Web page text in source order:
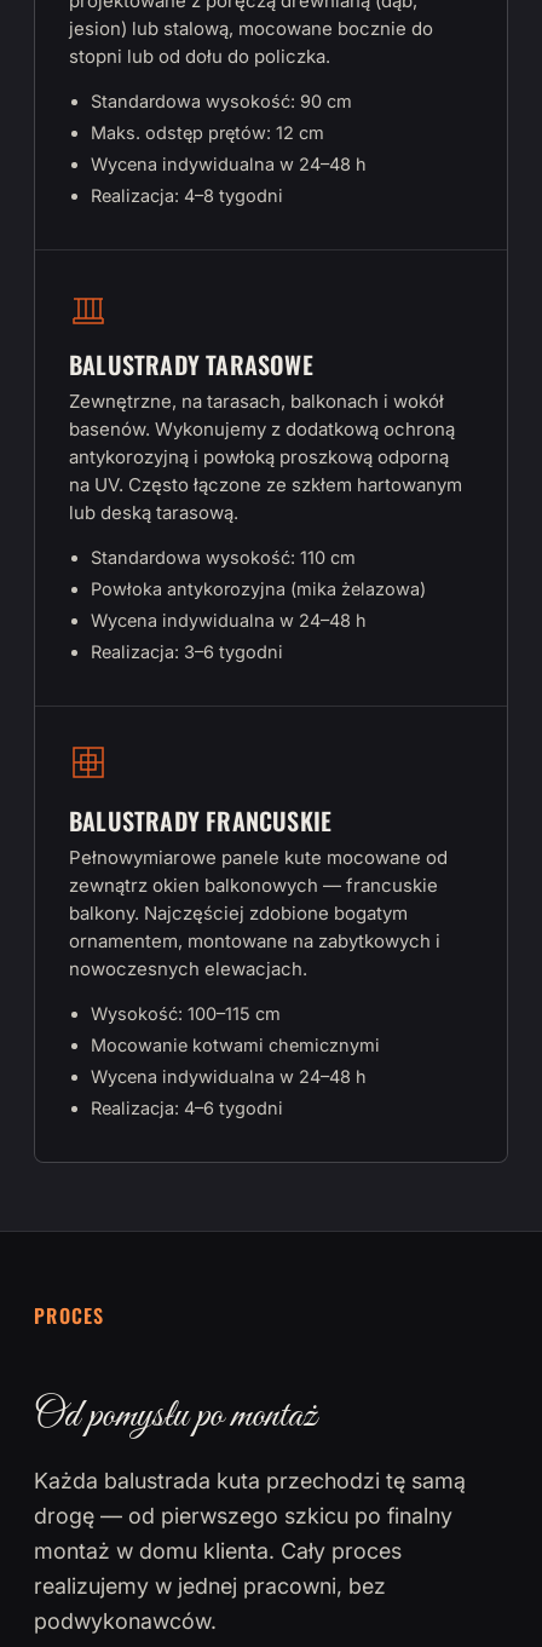
jesion) lub stalową, mocowane bocznie do
stopni lub od dołu do policzka.
Standardowa wysokość: 90 cm
Maks. odstęp prętów: 12 cm
Wycena indywidualna w 24–48 h
Realizacja: 4–8 tygodni
BALUSTRADY TARASOWE
Zewnętrzne, na tarasach, balkonach i wokół
basenów. Wykonujemy z dodatkową ochroną
antykorozyjną i powłoką proszkową odporną
na UV. Często łączone ze szkłem hartowanym
lub deską tarasową.
Standardowa wysokość: 110 cm
Powłoka antykorozyjna (mika żelazowa)
Wycena indywidualna w 24–48 h
Realizacja: 3–6 tygodni
BALUSTRADY FRANCUSKIE
Pełnowymiarowe panele kute mocowane od
zewnątrz okien balkonowych — francuskie
balkony. Najczęściej zdobione bogatym
ornamentem, montowane na zabytkowych i
nowoczesnych elewacjach.
Wysokość: 100–115 cm
Mocowanie kotwami chemicznymi
Wycena indywidualna w 24–48 h
Realizacja: 4–6 tygodni
PROCES
Od pomysłu po montaż
Każda balustrada kuta przechodzi tę samą
drogę — od pierwszego szkicu po finalny
montaż w domu klienta. Cały proces
realizujemy w jednej pracowni, bez
podwykonawców.